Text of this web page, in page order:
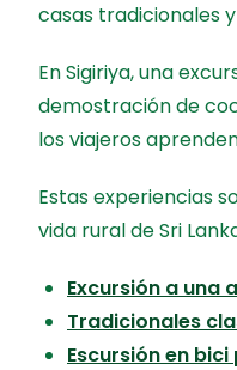
casas tradicionales
En Sigiriya, una
demostración de
los viajeros
Estas experiencias
vida rural de Sri
Excursión a una
Tradicionales
Escursión en